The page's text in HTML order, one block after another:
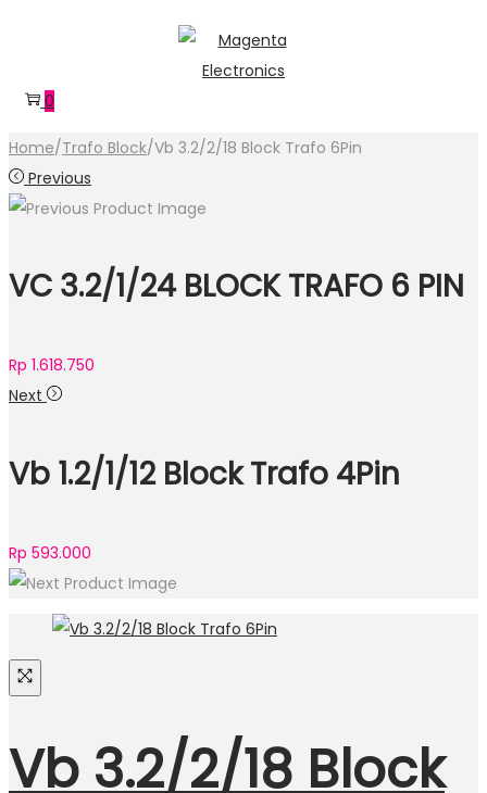
navigation
content
0
Home/Trafo Block/Vb 3.2/2/18 Block Trafo 6Pin
Previous
VC 3.2/1/24 BLOCK TRAFO 6 PIN
Rp 1.618.750
Next
Vb 1.2/1/12 Block Trafo 4Pin
Rp 593.000
Vb 3.2/2/18 Block